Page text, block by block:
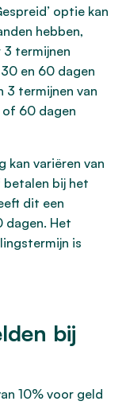
optie kan
hebben,
3 termijnen
en 60 dagen
3 termijnen van
of 60 dagen
kan variëren van
bij het
dit een
dagen. Het
is
bij
10% voor geld